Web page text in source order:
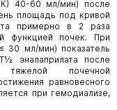
40-60 мл/мин) после
площадь под кривой
примерно в 2 раза
функцией почек. При
30 мл/мин) показатель
эналаприлата после
почечной
равновесного
при гемодиализе,